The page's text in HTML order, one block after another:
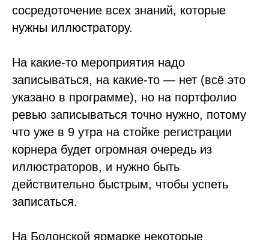
сосредоточение всех знаний, которые
нужны иллюстратору.
На какие-то мероприятия надо
записываться, на какие-то — нет (всё это
указано в программе), но на портфолио
ревью записываться точно нужно, потому
что уже в 9 утра на стойке регистрации
корнера будет огромная очередь из
иллюстраторов, и нужно быть
действительно быстрым, чтобы успеть
записаться.
На Болонской ярмарке некоторые